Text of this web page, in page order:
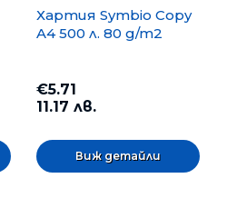
Хартия Symbio Copy
A4 500 л. 80 g/m2
€5.71
11.17 лв.
Виж детайли